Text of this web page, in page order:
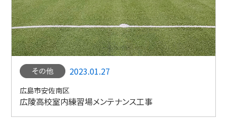
2023.01.27
広島市安佐南区
広陵高校室内練習場メンテナンス工事